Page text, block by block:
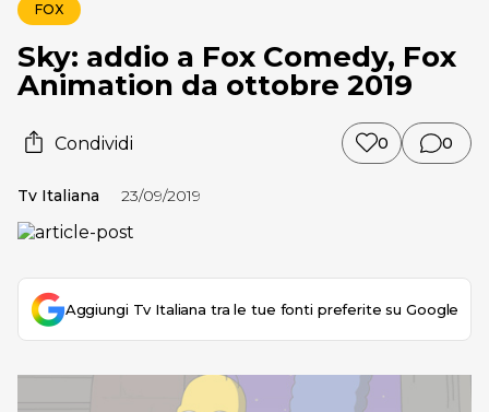
FOX
Sky: addio a Fox Comedy, Fox
Animation da ottobre 2019
Condividi 0 0
Tv Italiana 23/09/2019
Aggiungi Tv Italiana tra le tue fonti preferite su Google